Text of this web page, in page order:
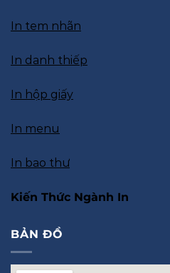
In tem nhãn
In danh thiếp
In hộp giấy
In menu
In bao thư
Kiến Thức Ngành In
BẢN ĐỒ